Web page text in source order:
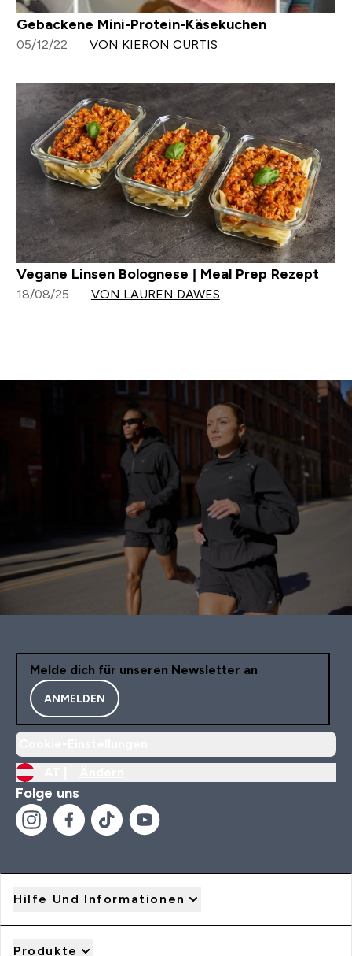
Gebackene Mini-Protein-Käsekuchen
05/12/22 VON KIERON CURTIS
Vegane Linsen Bolognese | Meal Prep Rezept
18/08/25 VON LAUREN DAWES
Melde dich für unseren Newsletter an
ANMELDEN
Folge uns
Hilfe Und Informationen
Produkte